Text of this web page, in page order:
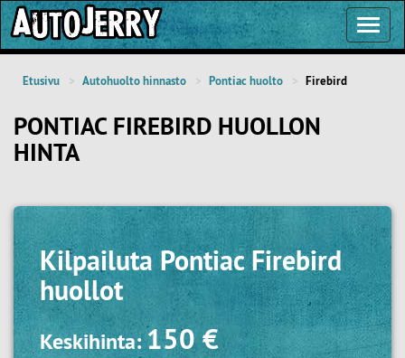
Etusivu Autohuolto hinnasto Pontiac huolto Firebird
PONTIAC FIREBIRD HUOLLON
HINTA
KilpailutaPontiac Firebird
huollot
Keskihinta:150 €